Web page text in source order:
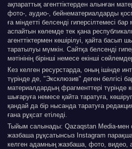
ақпараттық агенттіктерден алынған
фото-, аудио-, бейнематериалдарды
ға міндетті белсенді гиперсілтемесі
аспайтын көлемде тек қана
агенттіктермен көшірілуі, қайта басып
таратылуы мүмкін. Сайтқа белсенді
мәтінінің бірінші немесе екінші
Кез келген ресурстарда, оның ішінде
түрінде де, "Эксклюзив" деген белгісі
материалдардың фрагменттері түрінде
шығаруға немесе қайта таратуға,
қандай да бір нысанда таратуға
ғана рұқсат етіледі.
Тыйым салынады: Qazaqstan Media-мен
жазбаша рұқсатынсыз Instagram
келген адамның жазбаша, фото, видео,